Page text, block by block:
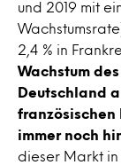
und 2019 mit
2,4 % in
Wachstum
Deutschland
französischen
immer noch
dieser Markt in